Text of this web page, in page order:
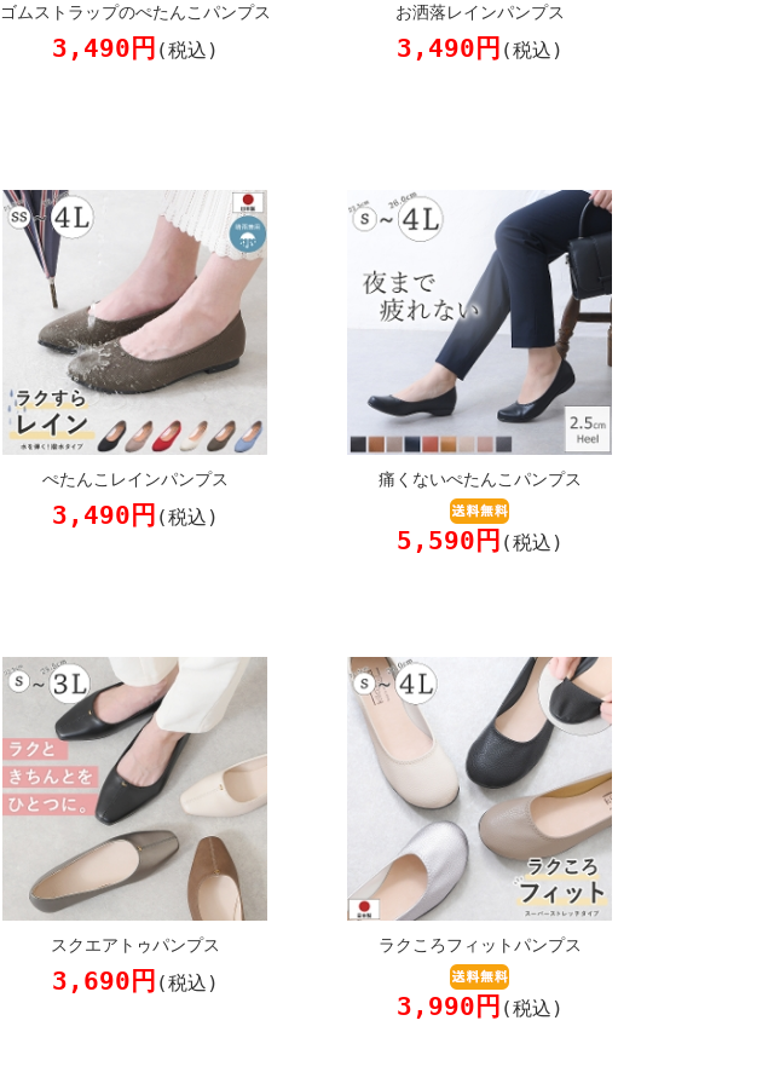
ゴムストラップのぺたんこパンプス
3,490円 (税込)
お洒落レインパンプス
3,490円 (税込)
ぺたんこレインパンプス
3,490円 (税込)
痛くないぺたんこパンプス
5,590円 (税込)
スクエアトゥパンプス
3,690円 (税込)
ラクころフィットパンプス
3,990円 (税込)